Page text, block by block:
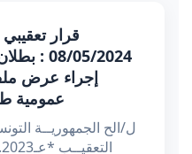
08/05/
إجراء عرض
عمومية
ل/الح الجمهوريــة